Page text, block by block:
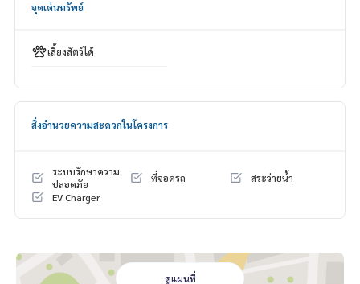
1 Year Contract
Contact: Khun Nok, Mobile
What’s app:+66 61 428 9156
My Celebrity Co., Ltd. Real Estate Agency, Service You Can T
rust
จุดเด่นทรัพย์
เลี้ยงสัตว์ได้
สิ่งอำนวยความสะดวกในโครงการ
ระบบรักษาความ
ปลอดภัย
ที่จอดรถ
สระว่ายน้ำ
EV Charger
ดูแผนที่